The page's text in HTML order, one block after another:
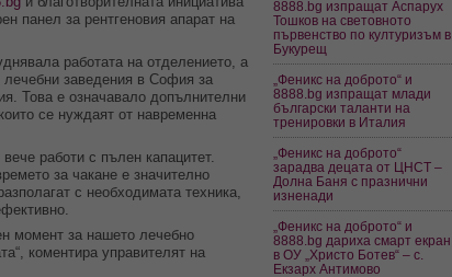
панел за рентгеновия апарат на
работата на отделението, а
лечебни заведения в София за
Това е означавало допълнителни
се нуждаят от навременна
работи с пълен капацитет.
за чакане е значително
с необходимата техника,
момент за нашето лечебно
коментира управителят на
8888.bg изпращат Аспарух
Тошков на световното
първенство по културизъм в
Букурещ
„Феникс на доброто“ и
8888.bg изпращат млади
български таланти на
тренировки в Италия
„Феникс на доброто“
зарадва децата от ЦНСТ –
Долна Баня с празнични
изненади
„Феникс на доброто“ и
8888.bg дариха смарт екран
в ОУ „Христо Ботев“ – с.
Екзарх Антимово